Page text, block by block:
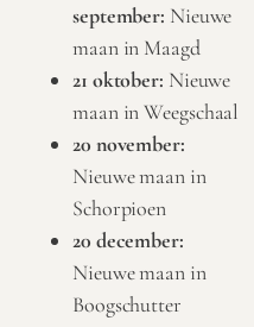
september: Nieuwe
maan in Maagd
21 oktober: Nieuwe
maan in Weegschaal
20 november:
Nieuwe maan in
Schorpioen
20 december:
Nieuwe maan in
Boogschutter